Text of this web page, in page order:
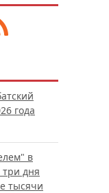
года
в
дня
тысячи